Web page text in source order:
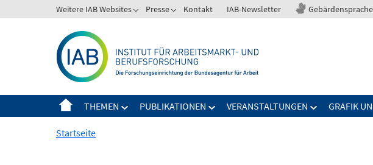
zum
Weitere IAB Websites Presse Kontakt IAB-Newsletter Gebärdensprache
THEMEN PUBLIKATIONEN VERANSTALTUNGEN GRAFIK
Startseite